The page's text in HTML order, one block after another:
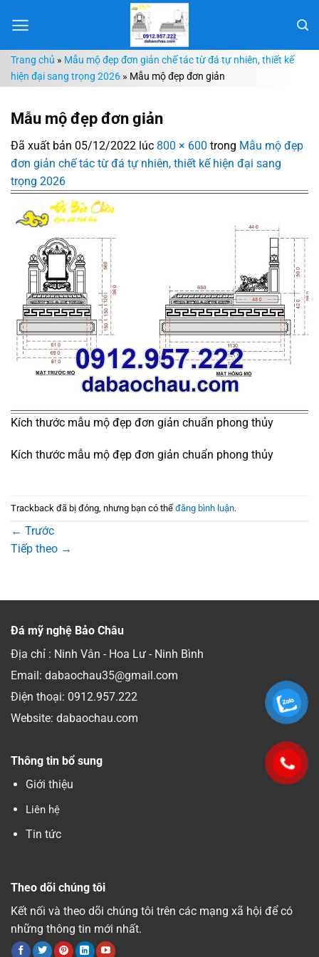
đến
dungTrang chủ » Mẫu mộ đẹp đơn giản chế tác từ đá tự nhiên, thiết kế
hiện đại sang trọng 2026 » Mẫu mộ đẹp đơn giản
Mẫu mộ đẹp đơn giản
Đã xuất bản 05/12/2022 lúc 800 × 600 trong Mẫu mộ đẹp
đơn giản chế tác từ đá tự nhiên, thiết kế hiện đại sang
trọng 2026
Kích thước mẫu mộ đẹp đơn giản chuẩn phong thủy
Kích thước mẫu mộ đẹp đơn giản chuẩn phong thủy
Trackback đã bị đóng, nhưng bạn có thể đăng bình luận.
← Trước
Tiếp theo →
Đá mỹ nghệ Bảo Châu
Địa chỉ : Ninh Vân - Hoa Lư - Ninh Bình
Email: dabaochau35@gmail.com
Điện thoại: 0912.957.222
Website: dabaochau.com
Thông tin bổ sung
Giới thiệu
Liên hệ
Tin tức
Theo dõi chúng tôi
Kết nối và theo dõi chúng tôi trên các mạng xã hội để có
những thông tin mới nhất.